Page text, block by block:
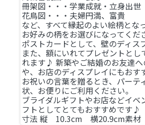
冊架図・・・学業成就・立身出世
花鳥図・・・夫婦円満、富貴
など、すべて縁起のよい絵柄とな
お好みの柄をお選びになってくだ
ポストカードとして、壁のディス
また、額にいれてプレゼントとし
れます♪ 新築やご結婚のお友達へ
や、お店のディスプレイにもおす
お祝いの言葉を贈るとき、パーテ
状、お便りにご利用ください。
ブライダルギフトやお店などイベ
フトとしてとてもおすすめです♪
寸法 縦 10.3cm 横20.9cm素